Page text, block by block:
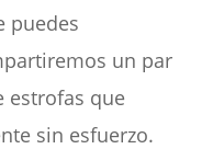
puedes
un par
estrofas que
sin esfuerzo.